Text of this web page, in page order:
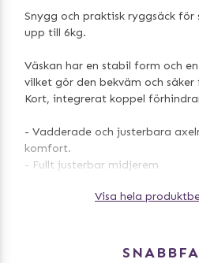
Snygg och praktisk ryggsäck för
upp till 6kg.
Väskan har en stabil form och
vilket gör den bekväm och
Kort, integrerat koppel
- Vadderade och justerbara
komfort.
- Fullt justerbar midjerem
- Nätsidor för god luftcirkulation
Tillverkad av polyester.
Visa hela